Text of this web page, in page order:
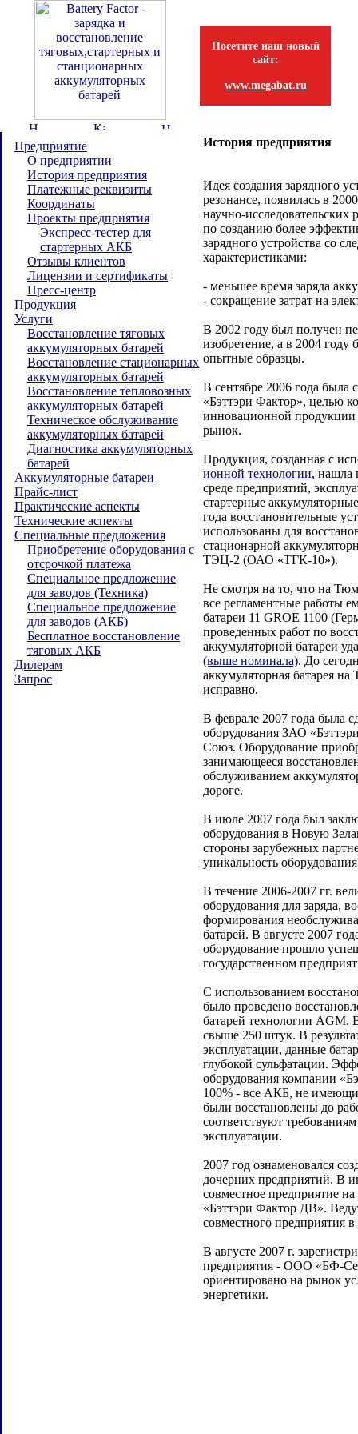
Посетите наш новый
сайт:
www.megabat.ru
Предприятие
О предприятии
История предприятия
Платежные реквизиты
Координаты
Проекты предприятия
Экспресс-тестер для
стартерных АКБ
Отзывы клиентов
Лицензии и сертификаты
Пресс-центр
Продукция
Услуги
Восстановление тяговых
аккумуляторных батарей
Восстановление стационарных
аккумуляторных батарей
Восстановление тепловозных
аккумуляторных батарей
Техническое обслуживание
аккумуляторных батарей
Диагностика аккумуляторных
батарей
Аккумуляторные батареи
Прайс-лист
Практические аспекты
Технические аспекты
Специальные предложения
Приобретение оборудования с
отсрочкой платежа
Специальное предложение
для заводов (Техника)
Специальное предложение
для заводов (АКБ)
Бесплатное восстановление
тяговых АКБ
Дилерам
Запрос
История предприятия
Идея создания зарядного
резонансе, появилась в
научно-исследовательских
по созданию более
зарядного устройства со
характеристиками:
- меньшее время заряда
- сокращение затрат на
В 2002 году был получен
изобретение, а в 2004
опытные образцы.
В сентябре 2006 года была
«Бэттэри Фактор», целью
инновационной
рынок.
Продукция, созданная с
ионной технологии, нашла
среде предприятий,
стартерные
года восстановительные
использованы для
стационарной
ТЭЦ-2 (ОАО «ТГК-10»).
Не смотря на то, что на
все регламентные работы
батареи 11 GROE 1100
проведенных работ по
аккумуляторной батареи
(выше номинала). До
аккумуляторная батарея
исправно.
В феврале 2007 года была
оборудования ЗАО
Союз. Оборудование
занимающееся
обслуживанием
дороге.
В июле 2007 года был
оборудования в Новую
стороны зарубежных
уникальность
В течение 2006-2007 гг.
оборудования для заряда,
формирования
батарей. В августе 2007
оборудование прошло
государственном
С использованием
было проведено
батарей технологии AGM.
свыше 250 штук. В
эксплуатации, данные
глубокой сульфатации.
оборудования компании
100% - все АКБ, не
были восстановлены до
соответствуют
эксплуатации.
2007 год ознаменовался
дочерних предприятий. В
совместное предприятие
«Бэттэри Фактор ДВ».
совместного предприятия
В августе 2007 г.
предприятия - ООО «БФ-
ориентировано на рынок
энергетики.